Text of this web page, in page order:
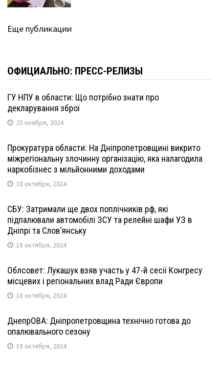
Еще публикации
ОФИЦИАЛЬНО: ПРЕСС-РЕЛИЗЫ
ГУ НПУ в области: Що потрібно знати про
декларування зброї
25 ноября, 2024
Прокуратура области: На Дніпропетровщині викрито
міжрегіональну злочинну організацію, яка налагодила
наркобізнес з мільйонними доходами
18 октября, 2024
СБУ: Затримали ще двох поплічників рф, які
підпалювали автомобілі ЗСУ та релейні шафи УЗ в
Дніпрі та Слов’янську
18 октября, 2024
Облсовет: Лукашук взяв участь у 47-й сесії Конгресу
місцевих і регіональних влад Ради Європи
18 октября, 2024
ДнепрОВА: Дніпропетровщина технічно готова до
опалювального сезону
18 октября, 2024